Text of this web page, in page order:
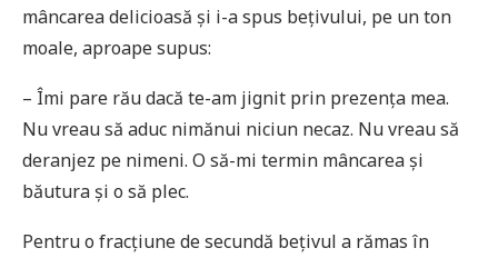
mâncarea delicioasă și i-a spus bețivului, pe un ton
moale, aproape supus:
– Îmi pare rău dacă te-am jignit prin prezența mea.
Nu vreau să aduc nimănui niciun necaz. Nu vreau să
deranjez pe nimeni. O să-mi termin mâncarea și
băutura și o să plec.
Pentru o fracțiune de secundă bețivul a rămas în